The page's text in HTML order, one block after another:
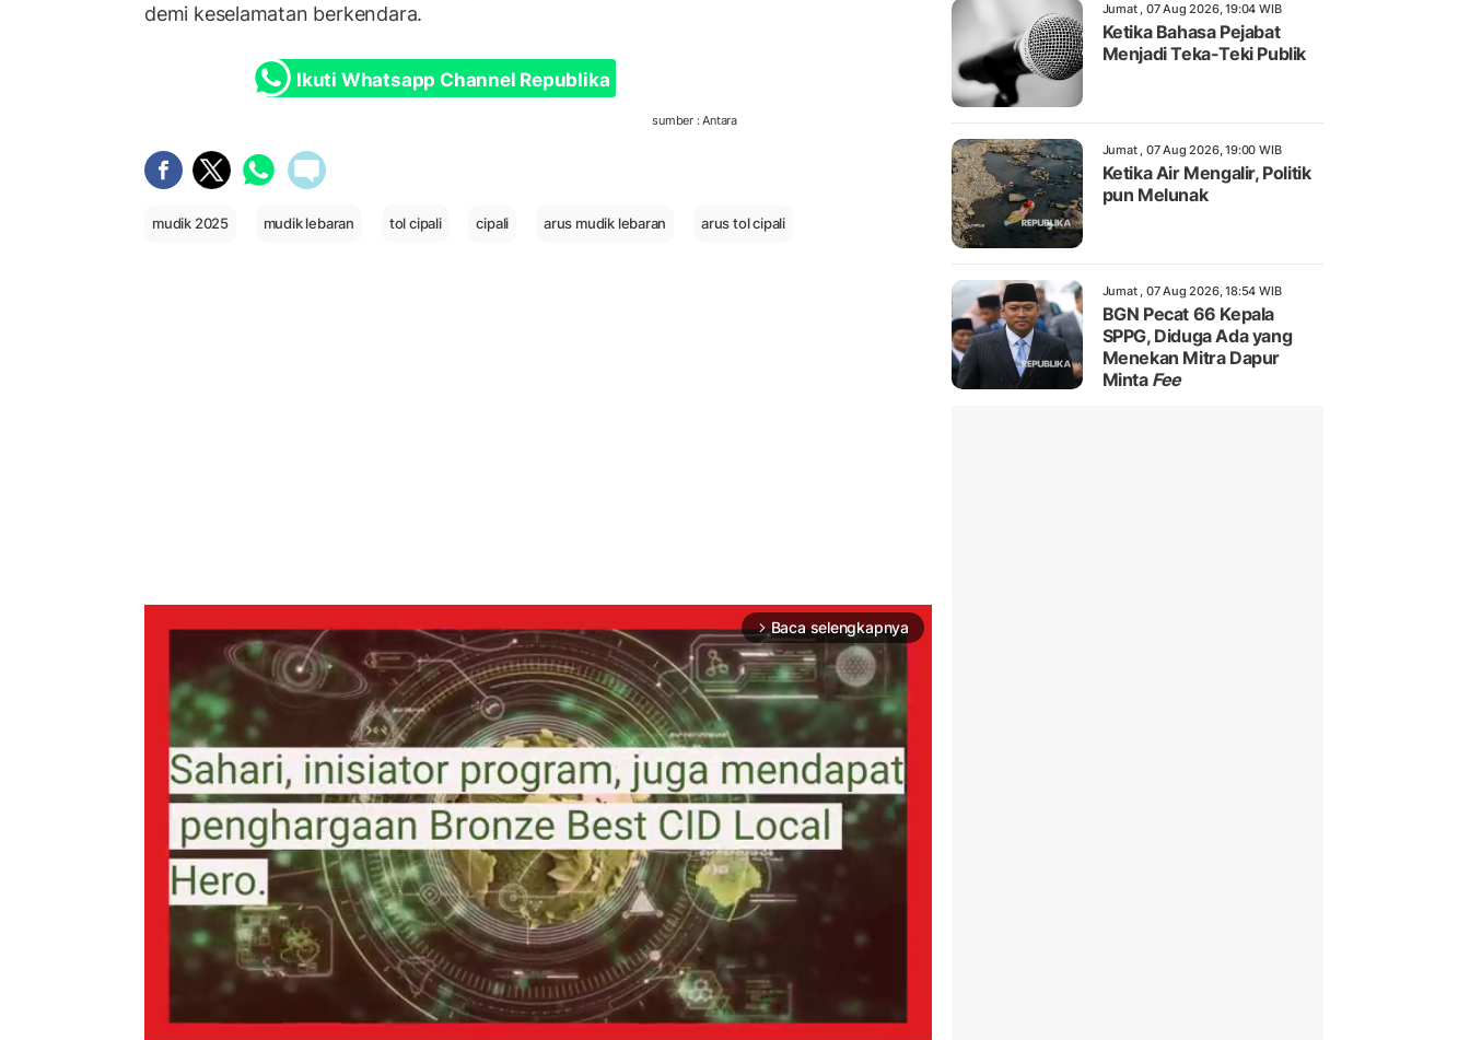
demi keselamatan berkendara.
Ikuti Whatsapp Channel Republika
sumber : Antara
mudik 2025 mudik lebaran tol cipali cipali arus mudik lebaran arus tol cipali
arrow_forward_ios Baca selengkapnya
Jumat , 07 Aug 2026, 19:04 WIB
Ketika Bahasa Pejabat
Menjadi Teka-Teki Publik
Jumat , 07 Aug 2026, 19:00 WIB
Ketika Air Mengalir, Politik
pun Melunak
Jumat , 07 Aug 2026, 18:54 WIB
BGN Pecat 66 Kepala
SPPG, Diduga Ada yang
Menekan Mitra Dapur
Minta Fee